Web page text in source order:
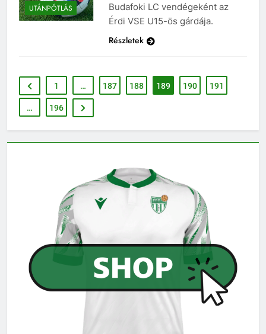
UTÁNPÓTLÁS
Budafoki LC vendégeként az
Érdi VSE U15-ös gárdája.
Részletek
1 … 187 188 189 190 191
… 196